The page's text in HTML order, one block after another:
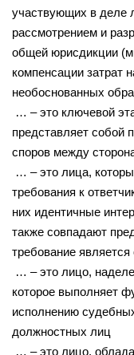
участвующих в деле
рассмотрением и
общей юрисдикции
компенсации затрат
необоснованных
… – это ключевой
представляет собой
споров между
… – это лица,
требования к
них идентичные
также совпадают
требование
… – это лицо,
которое выполняет
исполнению
должностных лиц
… – это лицо,